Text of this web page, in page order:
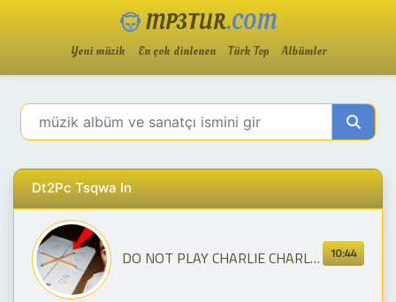
MP3TUR.COM
Yeni müzik En çok dinlenen Türk Top Albümler
Dt2Pc Tsqwa In
10:44
DO NOT PLAY CHARLIE CHARLIE CHALLENGE AT 3AM! (Charlie Came)